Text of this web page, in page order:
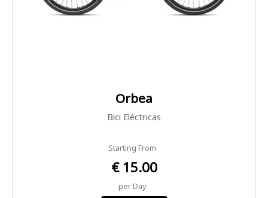
Orbea
Bici Eléctricas
Starting From
€ 15.00
per Day